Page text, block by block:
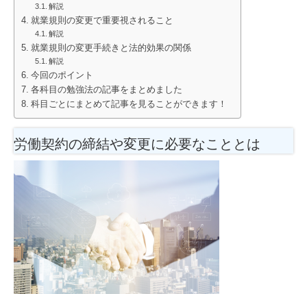
解説
就業規則の変更で重要視されること
解説
就業規則の変更手続きと法的効果の関係
解説
今回のポイント
各科目の勉強法の記事をまとめました
科目ごとにまとめて記事を見ることができます！
労働契約の締結や変更に必要なこととは